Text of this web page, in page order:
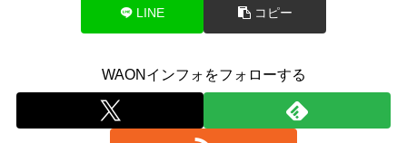
LINE コピー
WAONインフォをフォローする